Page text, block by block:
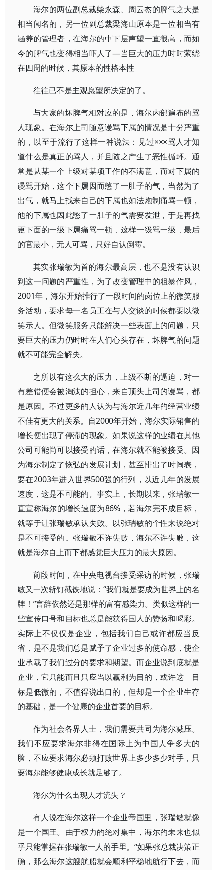
海尔的两位副总裁柴永森、周云杰的脾气之大是
相当闻名的，另一位副总裁梁海山原本是一位相当有
涵养的管理者，在海尔的中下层声望一直很高，而如
今的脾气也变得相当吓人了—当巨大的压力时时萦绕
在四周的时候，其原本的性格本性
往往已不是主观愿望所决定的了。
与大家的坏脾气相对应的是，海尔内部遍布的骂
人现象。在海尔上司随意谩骂下属的情况是十分严重
的，以至于流行了这样一种说法：见过×××骂人才知
道什么是真正的骂人，并且随之产生了恶性循环。通
常是从某一个上级对某项工作的不满意，而对下属的
谩骂开始，这个下属因而憋了一肚子的气，当然为了
出气，就马上找来自己的下属也如法炮制痛骂一顿，
他的下属也因此憋了一肚子的气需要发泄，于是再找
更下面的一级下属痛骂一顿，这样一级骂一级，最后
的官最小，无人可骂，只好自认倒霉。
其实张瑞敏为首的海尔最高层，也不是没有认识
到这一问题的严重性，为了改变管理中的粗暴作风，
2001年，海尔开始推行了一段时间的岗位上的微笑服
务活动，要求每一名员工在与人交谈的时候都要以微
笑示人。但微笑服务只能解决一些表面上的问题，只
要巨大的压力仍时时在人们心头存在，坏脾气的问题
就不可能完全解决。
之所以有这么大的压力，上级不断的逼迫，对一
有差错便会被淘汰的担心，来自顶头上司的谩骂，都
是原因。不过更多的人认为与海尔近几年的经营业绩
不佳有更大的关系。自2000年开始，海尔实际销售的
增长便出现了停滞的现象。如果说这样的业绩在其他
公司可能尚可以接受的话，在海尔就不能被接受。因
为海尔制定了恢弘的发展计划，甚至排出了时间表，
要在2003年进入世界500强的行列，以近几年的发展
速度，这是不可能的。事实上，长期以来，张瑞敏一
直宣称海尔的增长速度为86%，若海尔完不成目标，
就等于让张瑞敏承认失败。以张瑞敏的个性来说绝对
是不可接受的。张瑞敏不许失败，海尔不许失败，这
就是海尔自上而下都感觉巨大压力的最大原因。
前段时间，在中央电视台接受采访的时候，张瑞
敏又一次斩钉截铁地说：“我们就是要成为世界上的名
牌！”言辞依然还是那样的富有感染力。类似这样的一
些宣传口号和目标也总是能获得国人的赞扬和喝彩。
实际上不仅仅是企业，包括我们自己或许都应当反
省，是不是我们总是赋予了企业过多的使命感，使企
业承载了我们过分的要求和期望。而企业说到底就是
企业，它只能而且只应当以赢利为目的，或许这一目
标是低微的，不值得说出口的，但却是一个企业生存
的基础，是一个健康的企业首要的目标。
作为社会各界人士，我们需要共同为海尔减压。
我们不应要求海尔非得在国际上为中国人争多大的
脸，不应要求海尔必须打败世界上多少多少对手，只
要海尔能够健康成长就足够了。
海尔为什么出现人才流失？
有人说在海尔这样一个企业帝国里，张瑞敏就像
是一个国王。由于权力的绝对集中，海尔的未来也似
乎只能掌握在张瑞敏一人的手里。“如果张总裁决策正
确，那么海尔这艘航船就会顺利平稳地航行下去，而